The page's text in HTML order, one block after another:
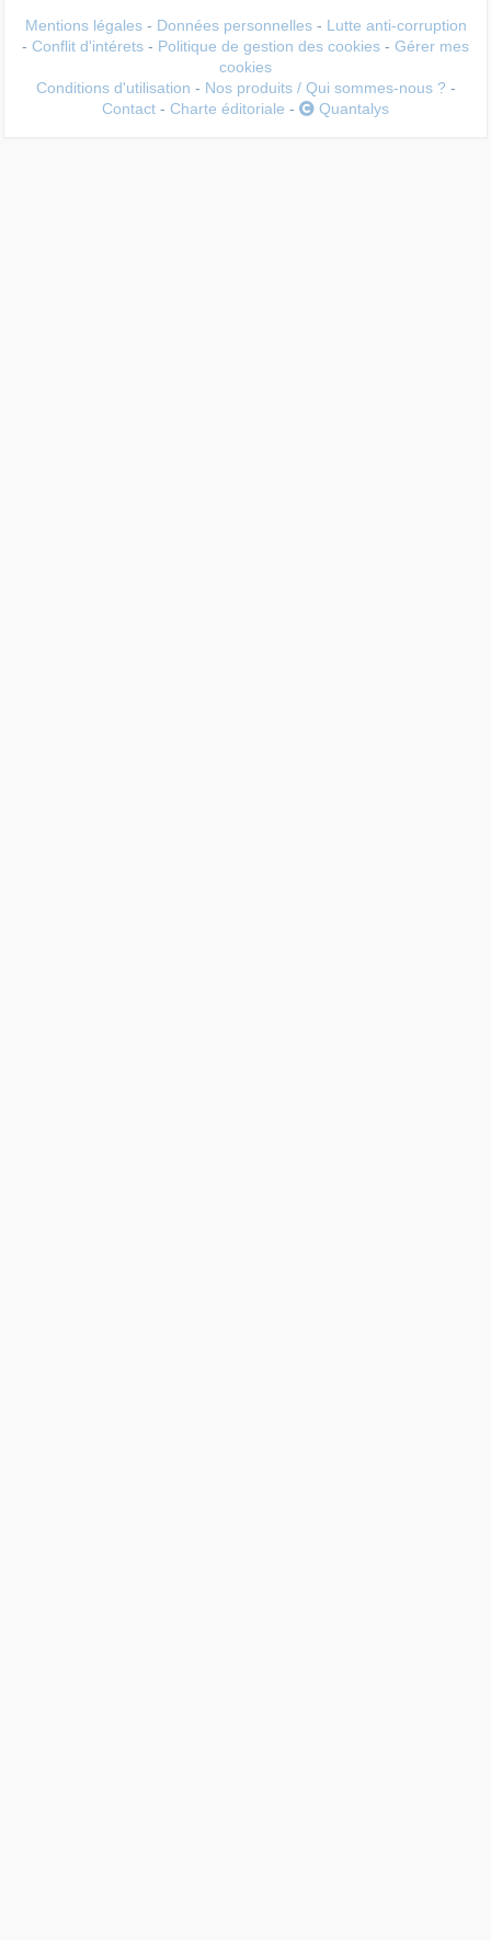
Mentions légales - Données personnelles - Lutte anti-corruption
- Conflit d'intérets - Politique de gestion des cookies - Gérer mes
cookies
Conditions d'utilisation - Nos produits / Qui sommes-nous ? -
Contact - Charte éditoriale - Quantalys